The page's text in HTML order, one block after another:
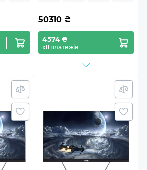
50310 ₴
4574 ₴
х11 платежів